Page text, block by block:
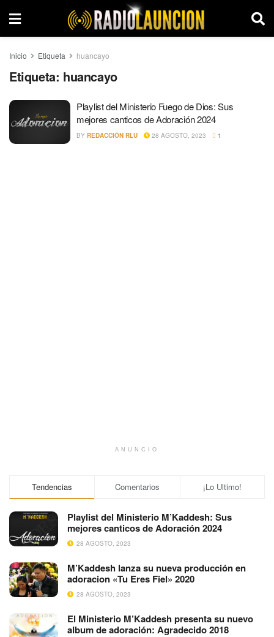
Inicio Etiqueta huancayo
Etiqueta: huancayo
Playlist del Ministerio Fuego de Dios: Sus
mejores canticos de Adoración 2024
BY REDACCIÓN RLU 28 AGOSTO, 2023 1
ANUNCIO
Tendencias Comentarios ¡Lo Ultimo!
Playlist del Ministerio M’Kaddesh: Sus
mejores canticos de Adoración 2024
28 AGOSTO, 2023
M’Kaddesh lanza su nueva producción en
adoracion «Tu Eres Fiel» 2020
28 AGOSTO, 2023
El Ministerio M’Kaddesh presenta su nuevo
album de adoración: Agradecido 2018